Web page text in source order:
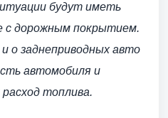
будут иметь
с дорожным покрытием.
о заднеприводных авто
автомобиля и
топлива.